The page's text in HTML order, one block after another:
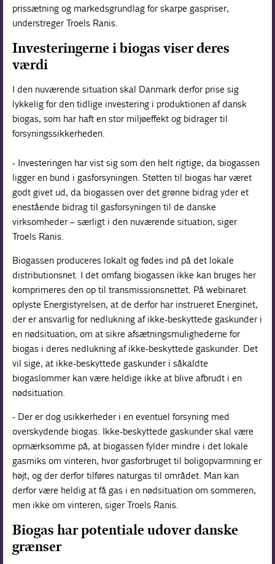
prissætning og markedsgrundlag for skarpe gaspriser,
understreger Troels Ranis.
Investeringerne i biogas viser deres
værdi
I den nuværende situation skal Danmark derfor prise sig
lykkelig for den tidlige investering i produktionen af dansk
biogas, som har haft en stor miljøeffekt og bidrager til
forsyningssikkerheden.
- Investeringen har vist sig som den helt rigtige, da biogassen
ligger en bund i gasforsyningen. Støtten til biogas har været
godt givet ud, da biogassen over det grønne bidrag yder et
enestående bidrag til gasforsyningen til de danske
virksomheder – særligt i den nuværende situation, siger
Troels Ranis.
Biogassen produceres lokalt og fødes ind på det lokale
distributionsnet. I det omfang biogassen ikke kan bruges her
komprimeres den op til transmissionsnettet. På webinaret
oplyste Energistyrelsen, at de derfor har instrueret Energinet,
der er ansvarlig for nedlukning af ikke-beskyttede gaskunder i
en nødsituation, om at sikre afsætningsmulighederne for
biogas i deres nedlukning af ikke-beskyttede gaskunder. Det
vil sige, at ikke-beskyttede gaskunder i såkaldte
biogaslommer kan være heldige ikke at blive afbrudt i en
nødsituation.
- Der er dog usikkerheder i en eventuel forsyning med
overskydende biogas. Ikke-beskyttede gaskunder skal være
opmærksomme på, at biogassen fylder mindre i det lokale
gasmiks om vinteren, hvor gasforbruget til boligopvarmning er
højt, og der derfor tilføres naturgas til området. Man kan
derfor være heldig at få gas i en nødsituation om sommeren,
men ikke om vinteren, siger Troels Ranis.
Biogas har potentiale udover danske
grænser